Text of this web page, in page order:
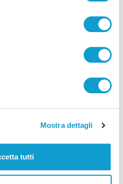
Mostra dettagli
tutti